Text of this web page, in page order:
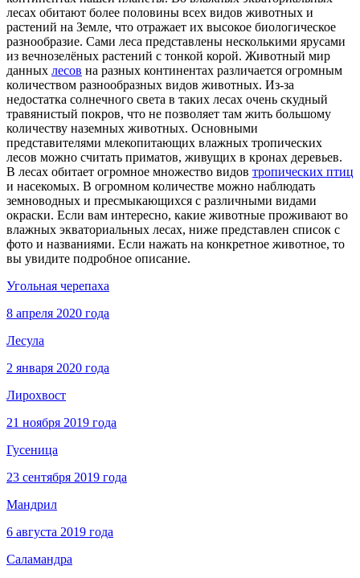
лесах обитают более половины всех видов животных и
растений на Земле, что отражает их высокое биологическое
разнообразие. Сами леса представлены несколькими ярусами
из вечнозелёных растений с тонкой корой. Животный мир
данных лесов на разных континентах различается огромным
количеством разнообразных видов животных. Из-за
недостатка солнечного света в таких лесах очень скудный
травянистый покров, что не позволяет там жить большому
количеству наземных животных. Основными
представителями млекопитающих влажных тропических
лесов можно считать приматов, живущих в кронах деревьев.
В лесах обитает огромное множество видов тропических птиц
и насекомых. В огромном количестве можно наблюдать
земноводных и пресмыкающихся с различными видами
окраски. Если вам интересно, какие животные проживают во
влажных экваториальных лесах, ниже представлен список с
фото и названиями. Если нажать на конкретное животное, то
вы увидите подробное описание.
Угольная черепаха
8 апреля 2020 года
Лесула
2 января 2020 года
Лирохвост
21 ноября 2019 года
Гусеница
23 сентября 2019 года
Мандрил
6 августа 2019 года
Саламандра